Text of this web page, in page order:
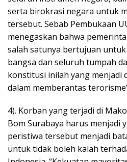
serta birokrasi negara untuk
tersebut. Sebab Pembukaan
menegaskan bahwa
salah satunya bertujuan
bangsa dan seluruh tumpah
konstitusi inilah yang menjadi
dalam memberantas
4). Korban yang terjadi di
Bom Surabaya harus menjadi
peristiwa tersebut menjadi
untuk tidak boleh kalah